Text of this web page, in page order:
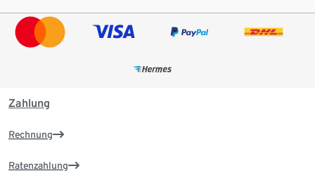
Zahlung
Rechnung
Ratenzahlung